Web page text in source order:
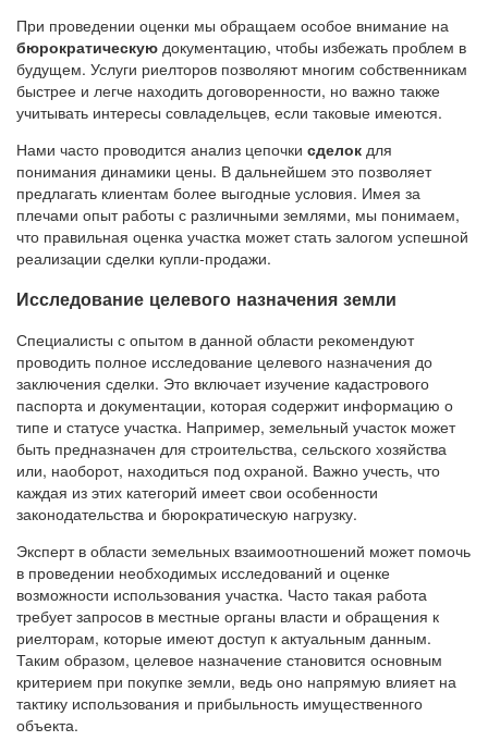
При проведении оценки мы обращаем особое внимание на
бюрократическую документацию, чтобы избежать проблем в
будущем. Услуги риелторов позволяют многим собственникам
быстрее и легче находить договоренности, но важно также
учитывать интересы совладельцев, если таковые имеются.
Нами часто проводится анализ цепочки сделок для
понимания динамики цены. В дальнейшем это позволяет
предлагать клиентам более выгодные условия. Имея за
плечами опыт работы с различными землями, мы понимаем,
что правильная оценка участка может стать залогом успешной
реализации сделки купли-продажи.
Исследование целевого назначения земли
Специалисты с опытом в данной области рекомендуют
проводить полное исследование целевого назначения до
заключения сделки. Это включает изучение кадастрового
паспорта и документации, которая содержит информацию о
типе и статусе участка. Например, земельный участок может
быть предназначен для строительства, сельского хозяйства
или, наоборот, находиться под охраной. Важно учесть, что
каждая из этих категорий имеет свои особенности
законодательства и бюрократическую нагрузку.
Эксперт в области земельных взаимоотношений может помочь
в проведении необходимых исследований и оценке
возможности использования участка. Часто такая работа
требует запросов в местные органы власти и обращения к
риелторам, которые имеют доступ к актуальным данным.
Таким образом, целевое назначение становится основным
критерием при покупке земли, ведь оно напрямую влияет на
тактику использования и прибыльность имущественного
объекта.